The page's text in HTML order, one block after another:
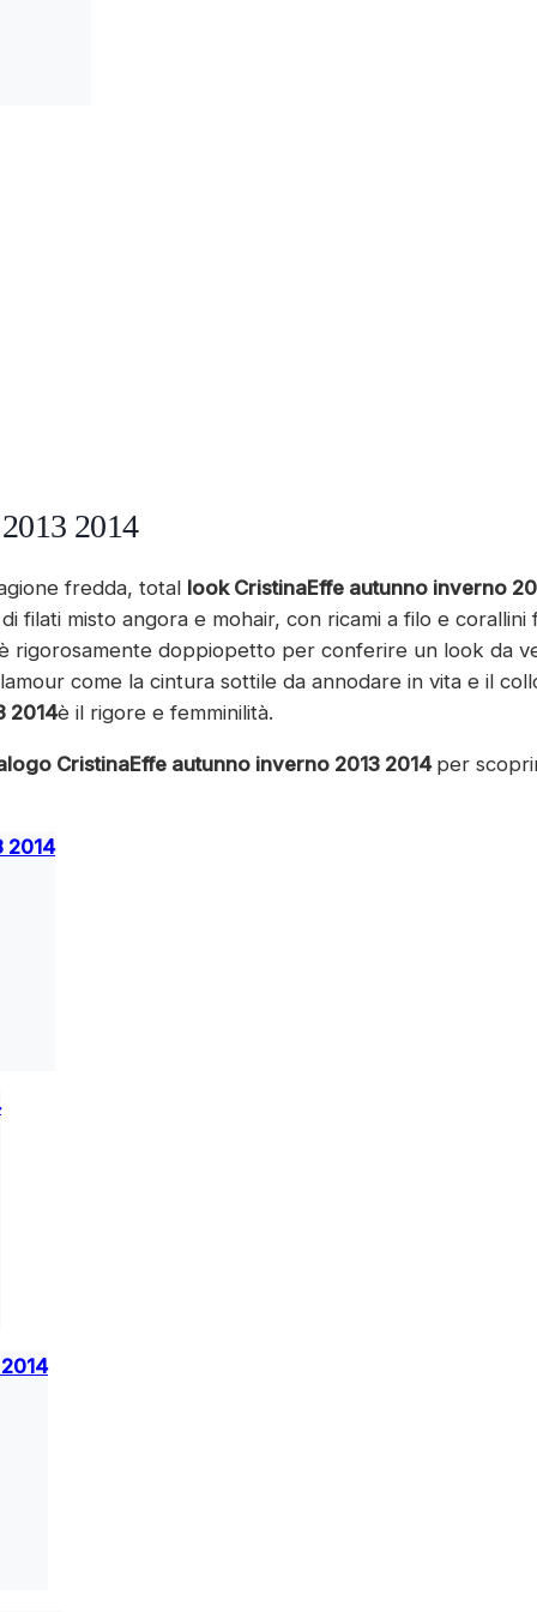
2014
fredda, total look CristinaEffe autunno inverno
filati misto angora e mohair, con ricami a filo e
rigorosamente doppiopetto per conferire un look da
come la cintura sottile da annodare in vita e il
2014è il rigore e femminilità.
CristinaEffe autunno inverno 2013 2014 per